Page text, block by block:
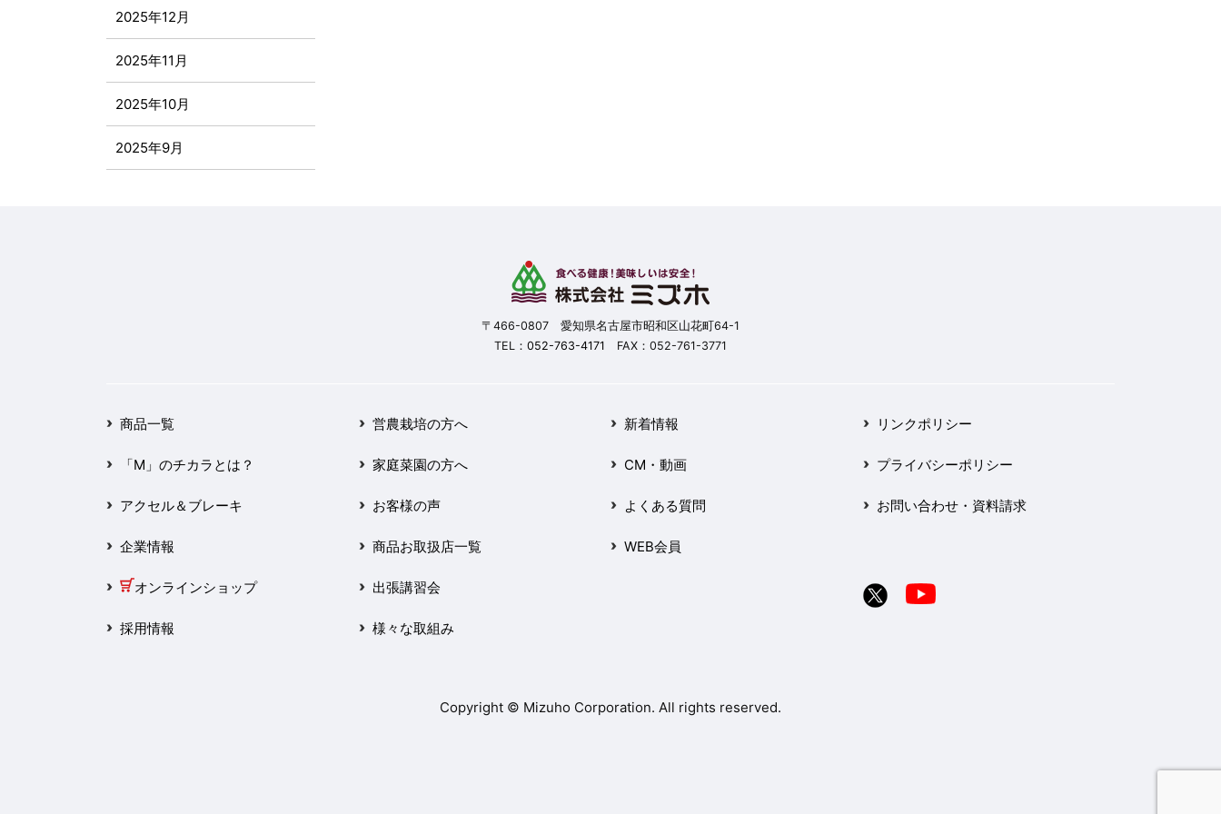
2025年12月
2025年11月
2025年10月
2025年9月
2025年1月
2024年12月
2024年11月
2024年10月
〒466-0807 愛知県名古屋市昭和区山花町64-1
TEL： 052-763-4171 FAX：052-761-3771
商品一覧
「M」のチカラとは？
アクセル＆ブレーキ
企業情報
オンラインショップ
採用情報
営農栽培の方へ
家庭菜園の方へ
お客様の声
商品お取扱店一覧
出張講習会
様々な取組み
新着情報
CM・動画
よくある質問
WEB会員
リンクポリシー
プライバシーポリシー
お問い合わせ・資料請求
Copyright © Mizuho Corporation. All rights reserved.